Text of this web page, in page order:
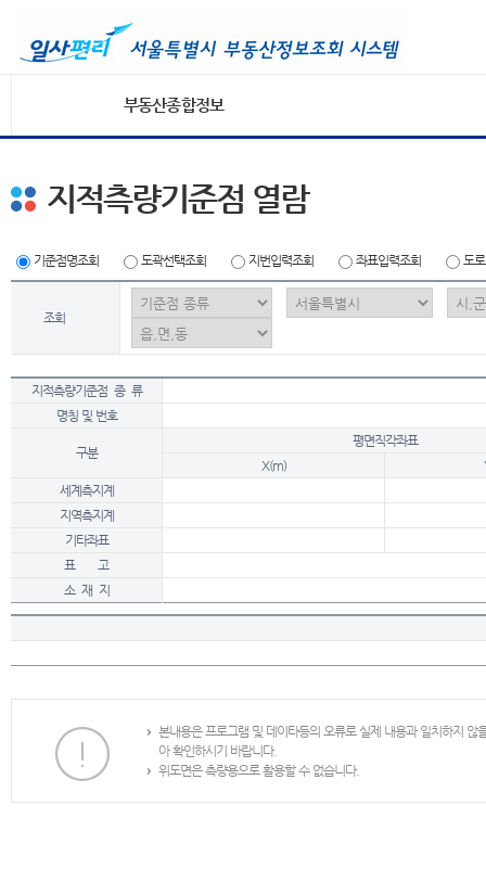
부동산종합정보
지적측량기준점 열람
기준점명조회 도곽선택조회 지번입력조회 좌표입력조회 도
조회
지적측량기준점 종 류
명칭 및 번호
구분
평면직각좌표
X(m)
세계측지계
지역측지계
기타좌표
표 고
소 재 지
본내용은 프로그램 및 데이타등의 오류로 실제 내용과 일치하지
아 확인하시기 바랍니다.
위도면은 측량용으로 활용할 수 없습니다.